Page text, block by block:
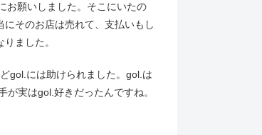
お願いしました。そこにいたの
そのお店は売れて、支払いもし
ました。
gol.には助けられました。gol.は
実はgol.好きだったんですね。